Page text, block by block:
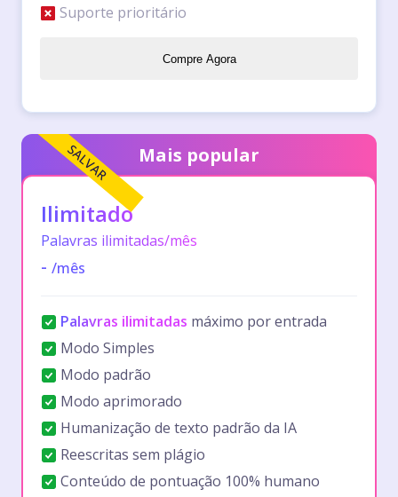
Suporte prioritário
Compre Agora
Mais popular
SALVAR
Ilimitado
Palavras ilimitadas/mês
- /mês
Palavras ilimitadas máximo por entrada
Modo Simples
Modo padrão
Modo aprimorado
Humanização de texto padrão da IA
Reescritas sem plágio
Conteúdo de pontuação 100% humano